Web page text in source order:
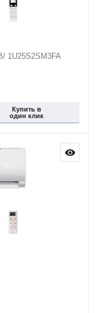
1U25S2SM3FA
Купить в
один клик